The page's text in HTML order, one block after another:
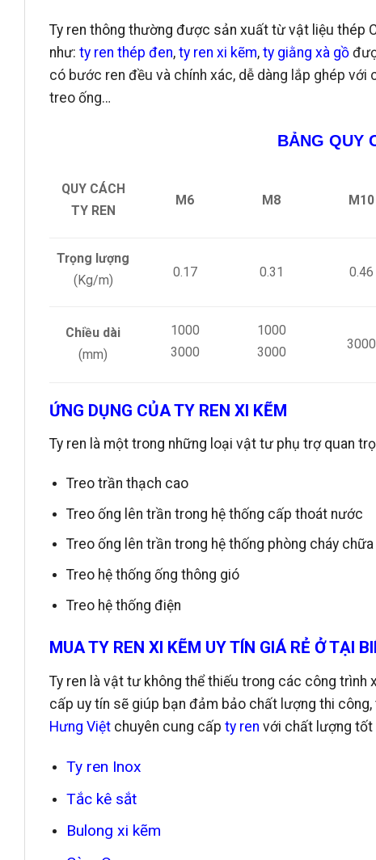
Ty ren thông thường được sản xuất từ vật liệu thép
như: ty ren thép đen, ty ren xi kẽm, ty giằng xà gồ
có bước ren đều và chính xác, dễ dàng lắp ghép với
treo ống…
BẢNG QUY
QUY CÁCH
TY REN
M6 M8 M10
Trọng lượng
(Kg/m)
0.17 0.31 0.46
Chiều dài
(mm)
1000
3000
1000
3000
3000
ỨNG DỤNG CỦA TY REN XI KẼM
Ty ren là một trong những loại vật tư phụ trợ quan
Treo trần thạch cao
Treo ống lên trần trong hệ thống cấp thoát nước
Treo ống lên trần trong hệ thống phòng cháy
Treo hệ thống ống thông gió
Treo hệ thống điện
MUA TY REN XI KẼM UY TÍN GIÁ RẺ Ở TẠI
Ty ren là vật tư không thể thiếu trong các công trình
cấp uy tín sẽ giúp bạn đảm bảo chất lượng thi
Hưng Việt chuyên cung cấp ty ren với chất lượng tốt
Ty ren Inox
Tắc kê sắt
Bulong xi kẽm